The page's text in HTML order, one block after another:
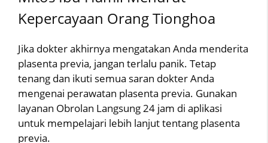
Kepercayaan Orang Tionghoa
Jika dokter akhirnya mengatakan Anda menderita
plasenta previa, jangan terlalu panik. Tetap
tenang dan ikuti semua saran dokter Anda
mengenai perawatan plasenta previa. Gunakan
layanan Obrolan Langsung 24 jam di aplikasi
untuk mempelajari lebih lanjut tentang plasenta
previa.